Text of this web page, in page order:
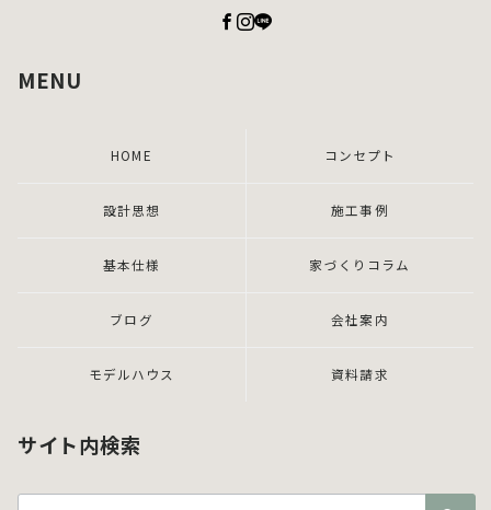
MENU
HOME コンセプト
設計思想 施工事例
基本仕様 家づくりコラム
ブログ 会社案内
モデルハウス 資料請求
サイト内検索